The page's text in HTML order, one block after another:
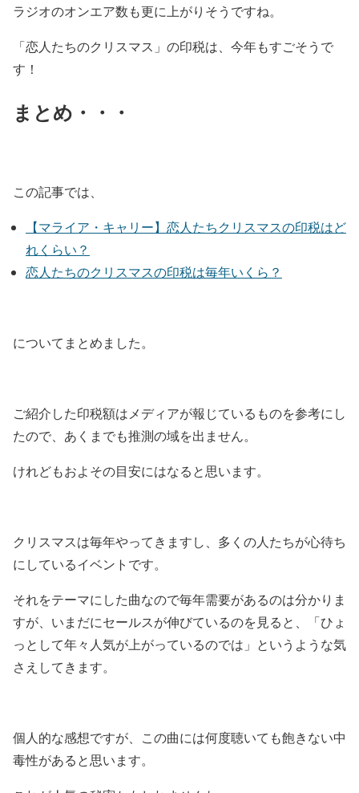
ラジオのオンエア数も更に上がりそうですね。
「恋人たちのクリスマス」の印税は、今年もすごそうで
す！
まとめ・・・
この記事では、
【マライア・キャリー】恋人たちクリスマスの印税はど
れくらい？
恋人たちのクリスマスの印税は毎年いくら？
についてまとめました。
ご紹介した印税額はメディアが報じているものを参考にし
たので、あくまでも推測の域を出ません。
けれどもおよその目安にはなると思います。
クリスマスは毎年やってきますし、多くの人たちが心待ち
にしているイベントです。
それをテーマにした曲なので毎年需要があるのは分かりま
すが、いまだにセールスが伸びているのを見ると、「ひょ
っとして年々人気が上がっているのでは」というような気
さえしてきます。
個人的な感想ですが、この曲には何度聴いても飽きない中
毒性があると思います。